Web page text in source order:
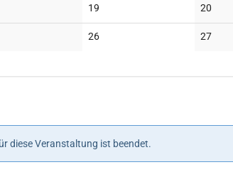
19
Veranstaltungen
20
26Keine
27Keine
diese Veranstaltung ist beendet.